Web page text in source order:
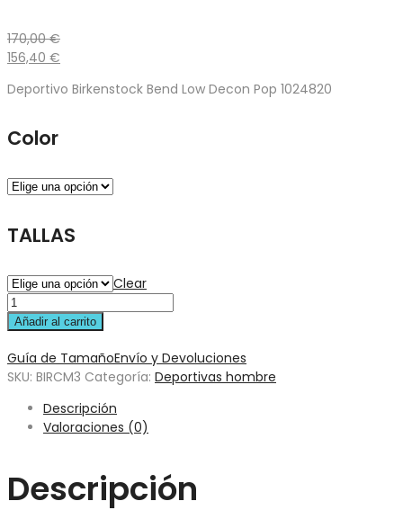
170,00€
156,40 €
Deportivo Birkenstock Bend Low Decon Pop 1024820
Color
TALLAS
Clear
Añadir al carrito
Guía de TamañoEnvío y Devoluciones
SKU: BIRCM3 Categoría: Deportivas hombre
Descripción
Valoraciones (0)
Descripción